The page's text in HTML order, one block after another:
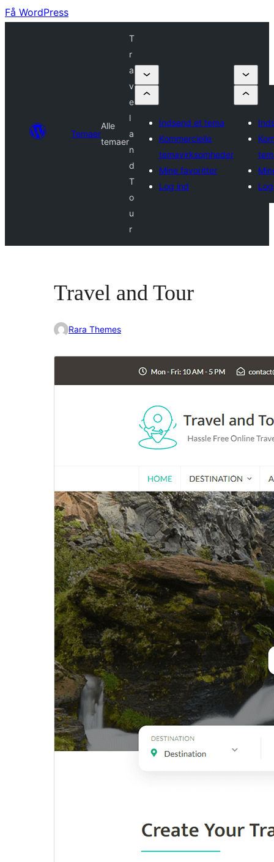
Få WordPress
Temaer
Alle
temaer
T
r
a
v
e
l
a
n
d
T
o
u
r
Indsend et tema
Kommercielle
temavirksomheder
Mine favoritter
Log ind
Travel and Tour
Rara Themes